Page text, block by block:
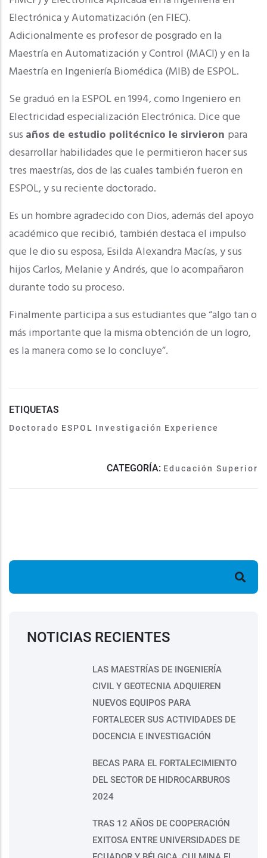
Electrónica y Automatización (en FIEC).
Adicionalmente es profesor de posgrado en la
Maestría en Automatización y Control (MACI) y en la
Maestría en Ingeniería Biomédica (MIB) de ESPOL.
Se graduó en la ESPOL en 1994, como Ingeniero en
Electricidad especialización Electrónica. Dice que
sus años de estudio politécnico le sirvieron para
desarrollar habilidades que le permitieron hacer sus
tres maestrías, dos de las cuales también fueron en
ESPOL, y su reciente doctorado.
Es un hombre agradecido con Dios, además del apoyo
académico que recibió, también destaca el impulso
que le dio su esposa, Esilda Alexandra Macías, y sus
hijos Carlos, Melanie y Andrés, que lo acompañaron
durante todo su proceso.
Finalmente participa a sus estudiantes que “algo tan o
más importante que la misma obtención de un logro,
es la manera como se lo concluye”.
ETIQUETAS
Doctorado ESPOL Investigación Experience
CATEGORÍA: Educación Superior
NOTICIAS RECIENTES
LAS MAESTRÍAS DE INGENIERÍA
CIVIL Y GEOTECNIA ADQUIEREN
NUEVOS EQUIPOS PARA
FORTALECER SUS ACTIVIDADES DE
DOCENCIA E INVESTIGACIÓN
BECAS PARA EL FORTALECIMIENTO
DEL SECTOR DE HIDROCARBUROS
2024
TRAS 12 AÑOS DE COOPERACIÓN
EXITOSA ENTRE UNIVERSIDADES DE